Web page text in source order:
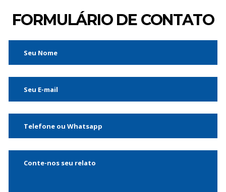
FORMULÁRIO DE CONTATO